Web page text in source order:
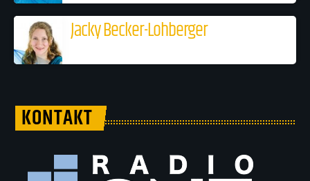
Jacky Becker-Lohberger
KONTAKT